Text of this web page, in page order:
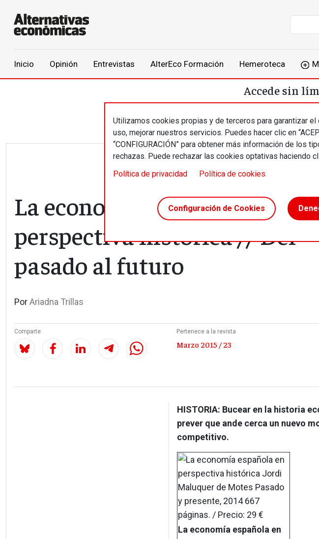
Inicio Opinión Entrevistas AlterEco Formación Hemeroteca
Utilizamos cookies propias y de terceros para garantizar
uso, mejorar nuestros servicios. Puedes hacer clic en
“CONFIGURACIÓN” para obtener más información de los
rechazas. Puede rechazar las cookies optativas haciendo
Política de privacidad
Política de cookies
Configuración de Cookies
Accede sin
La economía española en
perspectiva histórica // Del
pasado al futuro
PorAriadna Trillas
Comparte Pertenece a la revista
Marzo 2015 / 23
HISTORIA: Bucear en la historia
prever que ande cerca un nuevo
competitivo.
La economía española en